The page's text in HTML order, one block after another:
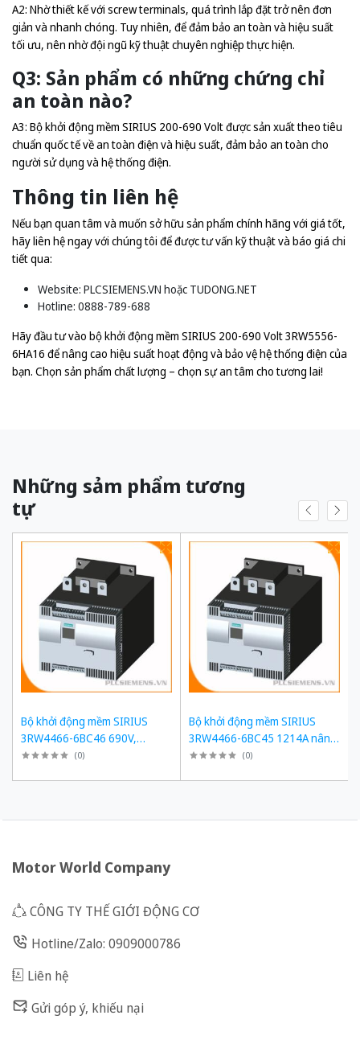
A2: Nhờ thiết kế với screw terminals, quá trình lắp đặt trở nên đơn
giản và nhanh chóng. Tuy nhiên, để đảm bảo an toàn và hiệu suất
tối ưu, nên nhờ đội ngũ kỹ thuật chuyên nghiệp thực hiện.
Q3: Sản phẩm có những chứng chỉ
an toàn nào?
A3: Bộ khởi động mềm SIRIUS 200-690 Volt được sản xuất theo tiêu
chuẩn quốc tế về an toàn điện và hiệu suất, đảm bảo an toàn cho
người sử dụng và hệ thống điện.
Thông tin liên hệ
Nếu bạn quan tâm và muốn sở hữu sản phẩm chính hãng với giá tốt,
hãy liên hệ ngay với chúng tôi để được tư vấn kỹ thuật và báo giá chi
tiết qua:
Website: PLCSIEMENS.VN hoặc TUDONG.NET
Hotline: 0888-789-688
Hãy đầu tư vào bộ khởi động mềm SIRIUS 200-690 Volt 3RW5556-
6HA16 để nâng cao hiệu suất hoạt động và bảo vệ hệ thống điện của
bạn. Chọn sản phẩm chất lượng – chọn sự an tâm cho tương lai!
Những sảm phẩm tương
tự
Bộ khởi động mềm SIRIUS
3RW4466-6BC46 690V,
1214A, 1200kW
(0)
Bộ khởi động mềm SIRIUS
3RW4466-6BC45 1214A nâng
cấp 3RW5558-6HA16
(0)
Motor World Company
CÔNG TY THẾ GIỚI ĐỘNG CƠ
Hotline/Zalo: 0909000786
Liên hệ
Gửi góp ý, khiếu nại